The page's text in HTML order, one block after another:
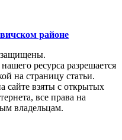
районе
защищены.
ресурса разрешается
на страницу статьи.
сайте взяты с открытых
все права на
владельцам.